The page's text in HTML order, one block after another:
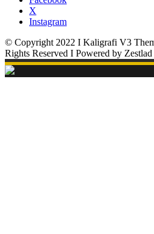
X
Instagram
© Copyright 2022 I Kaligrafi V3
Rights Reserved I Powered by